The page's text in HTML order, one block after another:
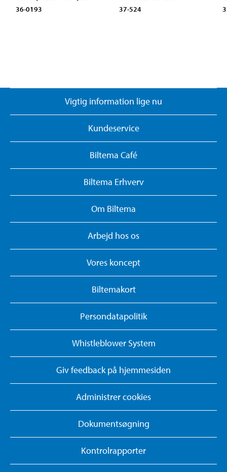
36-0193 37-524
Vigtig information lige nu
Kundeservice
Biltema Café
Biltema Erhverv
Om Biltema
Arbejd hos os
Vores koncept
Biltemakort
Persondatapolitik
Whistleblower System
Giv feedback på hjemmesiden
Administrer cookies
Dokumentsøgning
Kontrolrapporter